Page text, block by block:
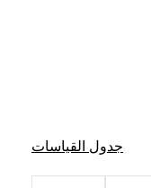
جدول القياسات